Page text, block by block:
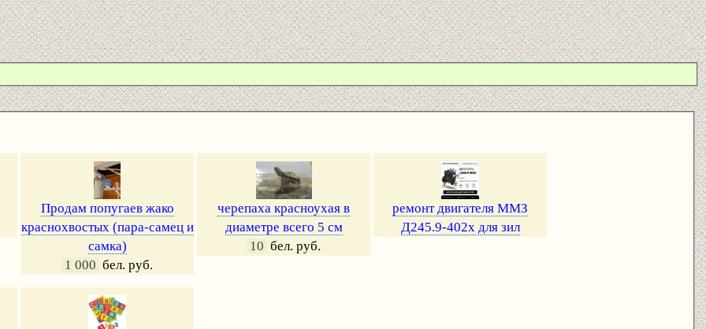
Продам попугаев жако
краснохвостых (пара-самец и
самка)
1 000 бел. руб.
черепаха красноухая в
диаметре всего 5 см
10 бел. руб.
ремонт двигателя ММЗ
Д245.9-402х для зил